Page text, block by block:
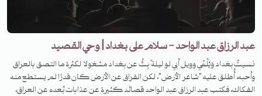
عبد الرزاق عبد الواحد - سلام على بغداد | وحي القصيد
نسيتُ بغداد وَيْلُمِّي وويل أبي لو ليلة ً بِتُّ عن بغداد مشغولا لكثرة ما التصق بالعراق
وأحبه، أُطلق عليه "شاعر الأرض"، لكن الفراق عن الأرض كان قدرًا لم يستطع منه
الفكاك، فكتب عبد الرزاق عبد الواحد قصائد كثيرة عن عذابات بُعده عن العراق،